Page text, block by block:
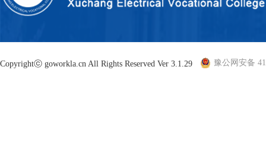
Copyrightⓒ goworkla.cn All Rights Reserved Ver 3.1.29 豫公网安备